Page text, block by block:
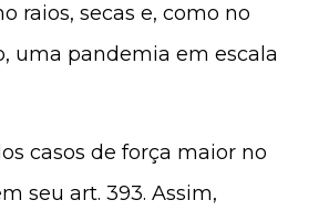
raios, secas e, como no
uma pandemia em escala
casos de força maior no
seu art. 393. Assim,